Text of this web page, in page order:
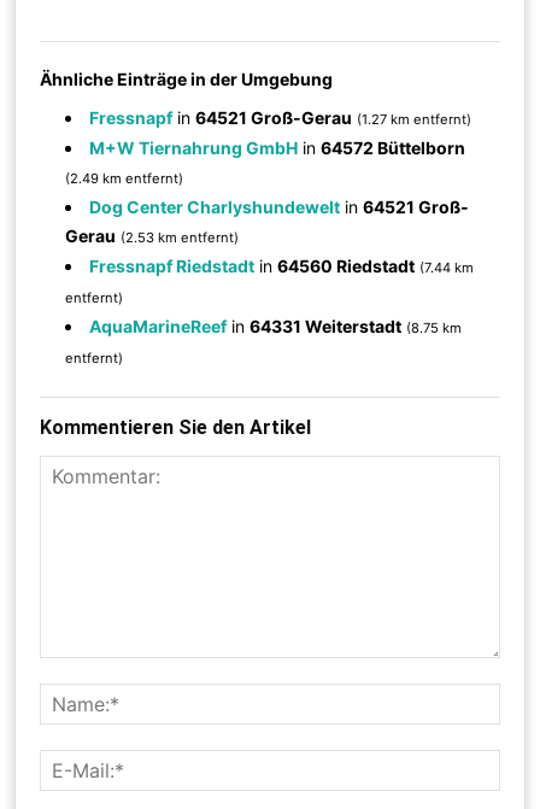
Ähnliche Einträge in der Umgebung
Fressnapfin64521 Groß-Gerau (1.27 km entfernt)
M+W Tiernahrung GmbH in64572 Büttelborn
(2.49 km entfernt)
Dog Center Charlyshundewelt in64521 Groß-
Gerau (2.53 km entfernt)
Fressnapf Riedstadt in64560 Riedstadt (7.44 km
entfernt)
AquaMarineReefin64331 Weiterstadt (8.75 km
entfernt)
Kommentieren Sie den Artikel